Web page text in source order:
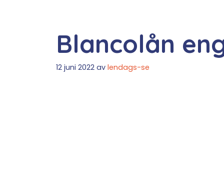
Blancolån
12 juni 2022 av lendags-se